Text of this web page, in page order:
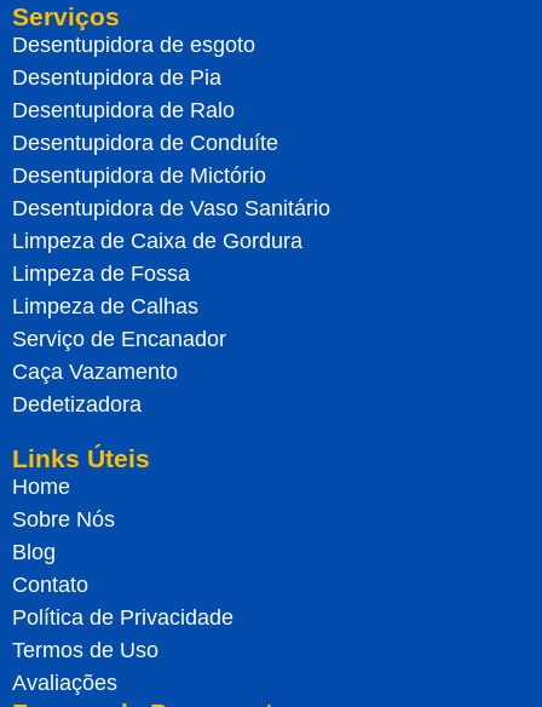
Serviços
Desentupidora de esgoto
Desentupidora de Pia
Desentupidora de Ralo
Desentupidora de Conduíte
Desentupidora de Mictório
Desentupidora de Vaso Sanitário
Limpeza de Caixa de Gordura
Limpeza de Fossa
Limpeza de Calhas
Serviço de Encanador
Caça Vazamento
Dedetizadora
Links Úteis
Home
Sobre Nós
Blog
Contato
Política de Privacidade
Termos de Uso
Avaliações